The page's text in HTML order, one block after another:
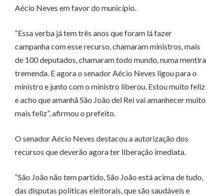
Aécio Neves em favor do município.
“Essa verba já tem três anos que foram lá fazer
campanha com esse recurso, chamaram ministros, mais
de 100 deputados, chamaram todo mundo, numa mentira
tremenda. E agora o senador Aécio Neves ligou para o
ministro e junto com o ministro liberou. Estou muito feliz
e acho que amanhã São João del Rei vai amanhecer muito
mais feliz”, afirmou o prefeito.
O senador Aécio Neves destacou a autorização dos
recursos que deverão agora ter liberação imediata.
“São João não tem partido, São João está acima de tudo,
das disputas políticas eleitorais, que são saudáveis e